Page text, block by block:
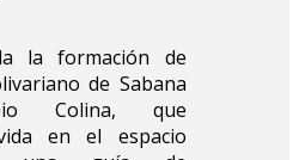
la formación de
de Sabana
Colina, que
en el espacio